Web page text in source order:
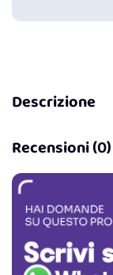
Descrizione
Recensioni (0)